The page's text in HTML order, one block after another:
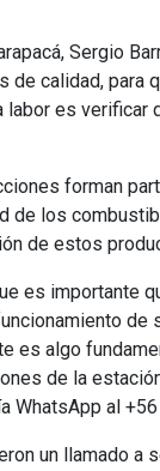
Sergio
de calidad,
es
forman
de los
de estos
es importante
es algo
de la
WhatsApp al
un llamado